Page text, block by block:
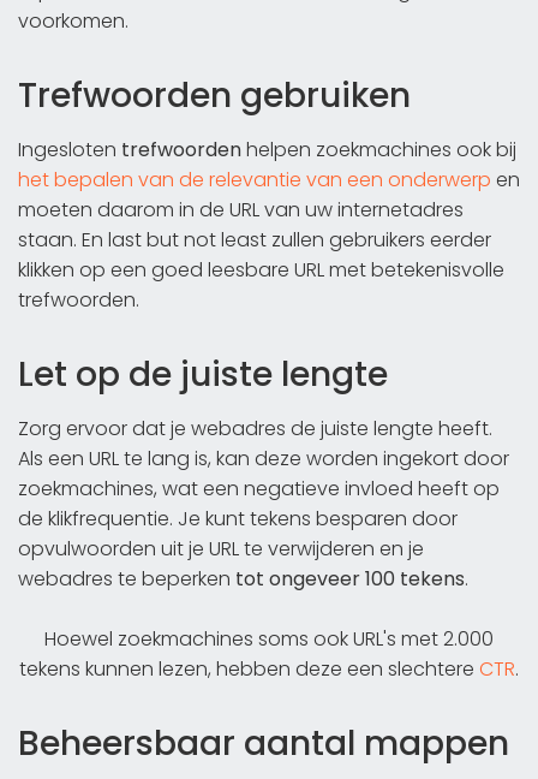
voorkomen.
Trefwoorden gebruiken
Ingesloten trefwoordenhelpen zoekmachines ook bij
het bepalen van de relevantie van een onderwerp en
moeten daarom in de URL van uw internetadres
staan. En last but not least zullen gebruikers eerder
klikken op een goed leesbare URL met betekenisvolle
trefwoorden.
Let op de juiste lengte
Zorg ervoor dat je webadres de juiste lengte heeft.
Als een URL te lang is, kan deze worden ingekort door
zoekmachines, wat een negatieve invloed heeft op
de klikfrequentie. Je kunt tekens besparen door
opvulwoorden uit je URL te verwijderen en je
webadres te beperken tot ongeveer 100 tekens.
Hoewel zoekmachines soms ook URL's met 2.000
tekens kunnen lezen, hebben deze een slechtere CTR.
Beheersbaar aantal mappen